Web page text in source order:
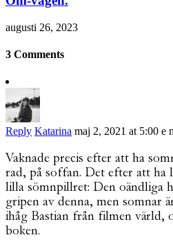
augusti 26, 2023
3 Comments
Reply Katarina maj 2, 2021 at 5:00 e
Vaknade precis efter att ha
rad, på soffan. Det efter att ha
lilla sömnpillret: Den oändliga
gripen av denna, men somnar
ihåg Bastian från filmen värld,
boken.